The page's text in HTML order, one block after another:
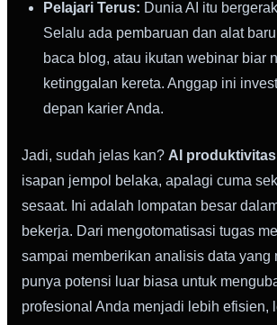
Pelajari Terus: Dunia AI itu
Selalu ada pembaruan dan alat
baca blog, atau ikutan webinar biar
ketinggalan kereta. Anggap ini
depan karier Anda.
Jadi, sudah jelas kan? AI produktivitas
isapan jempol belaka, apalagi cuma
sesaat. Ini adalah lompatan besar
bekerja. Dari mengotomatisasi tugas
sampai memberikan analisis data yang
punya potensi luar biasa untuk
profesional Anda menjadi lebih efisien,